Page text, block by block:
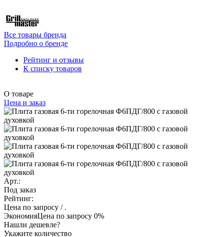
Все товары бренда
Подробно о бренде
Рейтинг и отзывы
К списку товаров
О товаре
Цена и заказ
Арт.:
Под заказ
Рейтинг:
Цена по запросу / .
ЭкономияЦена по запросу 0%
Нашли дешевле?
Укажите количество